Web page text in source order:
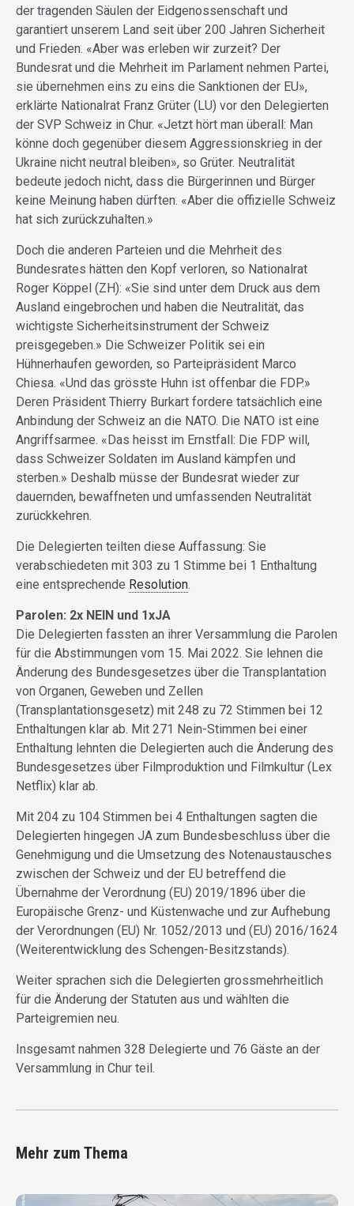
der tragenden Säulen der Eidgenossenschaft und
garantiert unserem Land seit über 200 Jahren Sicherheit
und Frieden. «Aber was erleben wir zurzeit? Der
Bundesrat und die Mehrheit im Parlament nehmen Partei,
sie übernehmen eins zu eins die Sanktionen der EU»,
erklärte Nationalrat Franz Grüter (LU) vor den Delegierten
der SVP Schweiz in Chur. «Jetzt hört man überall: Man
könne doch gegenüber diesem Aggressionskrieg in der
Ukraine nicht neutral bleiben», so Grüter. Neutralität
bedeute jedoch nicht, dass die Bürgerinnen und Bürger
keine Meinung haben dürften. «Aber die offizielle Schweiz
hat sich zurückzuhalten.»
Doch die anderen Parteien und die Mehrheit des
Bundesrates hätten den Kopf verloren, so Nationalrat
Roger Köppel (ZH): «Sie sind unter dem Druck aus dem
Ausland eingebrochen und haben die Neutralität, das
wichtigste Sicherheitsinstrument der Schweiz
preisgegeben.» Die Schweizer Politik sei ein
Hühnerhaufen geworden, so Parteipräsident Marco
Chiesa. «Und das grösste Huhn ist offenbar die FDP.»
Deren Präsident Thierry Burkart fordere tatsächlich eine
Anbindung der Schweiz an die NATO. Die NATO ist eine
Angriffsarmee. «Das heisst im Ernstfall: Die FDP will,
dass Schweizer Soldaten im Ausland kämpfen und
sterben.» Deshalb müsse der Bundesrat wieder zur
dauernden, bewaffneten und umfassenden Neutralität
zurückkehren.
Die Delegierten teilten diese Auffassung: Sie
verabschiedeten mit 303 zu 1 Stimme bei 1 Enthaltung
eine entsprechende Resolution.
Parolen: 2x NEIN und 1xJA
Die Delegierten fassten an ihrer Versammlung die Parolen
für die Abstimmungen vom 15. Mai 2022. Sie lehnen die
Änderung des Bundesgesetzes über die Transplantation
von Organen, Geweben und Zellen
(Transplantationsgesetz) mit 248 zu 72 Stimmen bei 12
Enthaltungen klar ab. Mit 271 Nein-Stimmen bei einer
Enthaltung lehnten die Delegierten auch die Änderung des
Bundesgesetzes über Filmproduktion und Filmkultur (Lex
Netflix) klar ab.
Mit 204 zu 104 Stimmen bei 4 Enthaltungen sagten die
Delegierten hingegen JA zum Bundesbeschluss über die
Genehmigung und die Umsetzung des Notenaustausches
zwischen der Schweiz und der EU betreffend die
Übernahme der Verordnung (EU) 2019/1896 über die
Europäische Grenz- und Küstenwache und zur Aufhebung
der Verordnungen (EU) Nr. 1052/2013 und (EU) 2016/1624
(Weiterentwicklung des Schengen-Besitzstands).
Weiter sprachen sich die Delegierten grossmehrheitlich
für die Änderung der Statuten aus und wählten die
Parteigremien neu.
Insgesamt nahmen 328 Delegierte und 76 Gäste an der
Versammlung in Chur teil.
Mehr zum Thema